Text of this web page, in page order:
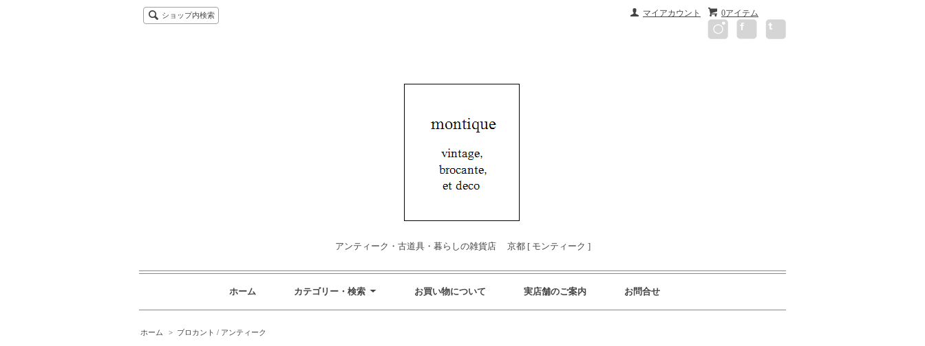
0アイテム
マイアカウント
ショップ内検索
アンティーク・古道具・暮らしの雑貨店 京都 [ モンティーク ]
ホーム カテゴリー・検索 お買い物について 実店舗のご案内 お問合せ
ホーム > ブロカント / アンティーク